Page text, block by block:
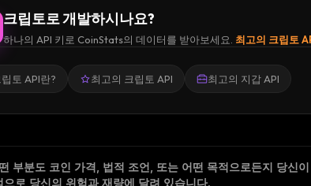
크립토로 개발하시나요?
하나의 API 키로 CoinStats의 데이터를 받아보세요. 최고의 크립토
립토 API란? 최고의 크립토 API 최고의 지갑 API
부분도 코인 가격, 법적 조언, 또는 어떤 목적으로든지 당신
로 당신의 위험과 재량에 달려 있습니다.